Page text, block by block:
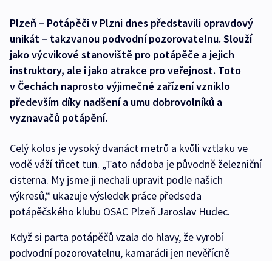
Plzeň – Potápěči v Plzni dnes představili opravdový
unikát – takzvanou podvodní pozorovatelnu. Slouží
jako výcvikové stanoviště pro potápěče a jejich
instruktory, ale i jako atrakce pro veřejnost. Toto
v Čechách naprosto výjimečné zařízení vzniklo
především díky nadšení a umu dobrovolníků a
vyznavačů potápění.
Celý kolos je vysoký dvanáct metrů a kvůli vztlaku ve
vodě váží třicet tun. „Tato nádoba je původně železniční
cisterna. My jsme ji nechali upravit podle našich
výkresů,“ ukazuje výsledek práce předseda
potápěčského klubu OSAC Plzeň Jaroslav Hudec.
Když si parta potápěčů vzala do hlavy, že vyrobí
podvodní pozorovatelnu, kamarádi jen nevěřícně